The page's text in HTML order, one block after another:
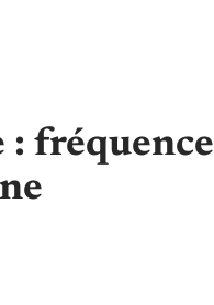
: fréquence